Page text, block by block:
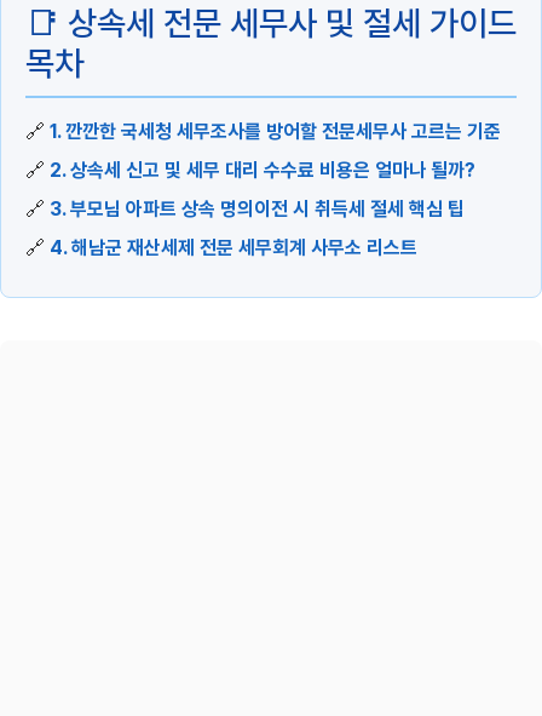
📑 상속세 전문 세무사 및 절세 가이드
목차
🔗 1. 깐깐한 국세청 세무조사를 방어할 전문세무사 고르는 기준
🔗 2. 상속세 신고 및 세무 대리 수수료 비용은 얼마나 될까?
🔗 3. 부모님 아파트 상속 명의이전 시 취득세 절세 핵심 팁
🔗 4. 해남군 재산세제 전문 세무회계 사무소 리스트